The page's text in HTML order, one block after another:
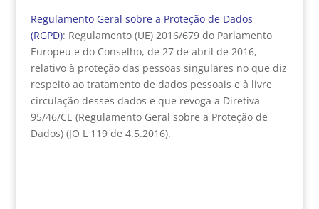
Regulamento Geral sobre a Proteção de Dados
(RGPD): Regulamento (UE) 2016/679 do Parlamento
Europeu e do Conselho, de 27 de abril de 2016,
relativo à proteção das pessoas singulares no que diz
respeito ao tratamento de dados pessoais e à livre
circulação desses dados e que revoga a Diretiva
95/46/CE (Regulamento Geral sobre a Proteção de
Dados) (JO L 119 de 4.5.2016).